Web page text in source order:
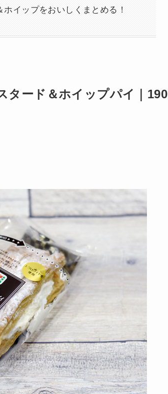
イップをおいしくまとめる！
タード＆ホイップパイ｜190